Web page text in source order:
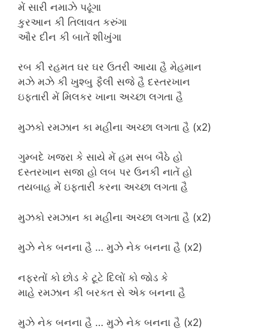
મેં સારી નમાઝે પઢૂંગા
કુરઆન કી તિલાવત કરુંગા
ઔર દીન કી બાતેં શીખુંગા
રબ કી રહમત ઘર ઘર ઉતરી આયા હૈ મેહમાન
મઝે મઝે કી ખુશ્બુ ફૈલી સજે હૈ દસ્તરખાન
ઇફ્તારી મેં મિલકર ખાના અચ્છા લગતા હૈ
મુઝકો રમઝાન કા મહીના અચ્છા લગતા હૈ (x2)
ગુમ્બદે ખજરા કે સાયે મેં હમ સબ બૈઠે હો
દસ્તરખાન સજા હો લબ પર ઉનકી નાતેં હો
તયબાહ મેં ઇફ્તારી કરના અચ્છા લગતા હૈ
મુઝકો રમઝાન કા મહીના અચ્છા લગતા હૈ (x2)
મુઝે નેક બનના હૈ … મુઝે નેક બનના હૈ (x2)
નફરતોં કો છોડ કે ટૂટે દિલોં કો જોડ કે
માહે રમઝાન કી બરકત સે એક બનના હૈ
મુઝે નેક બનના હૈ … મુઝે નેક બનના હૈ (x2)